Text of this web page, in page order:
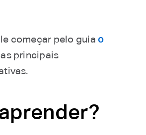
começar pelo guia o
principais